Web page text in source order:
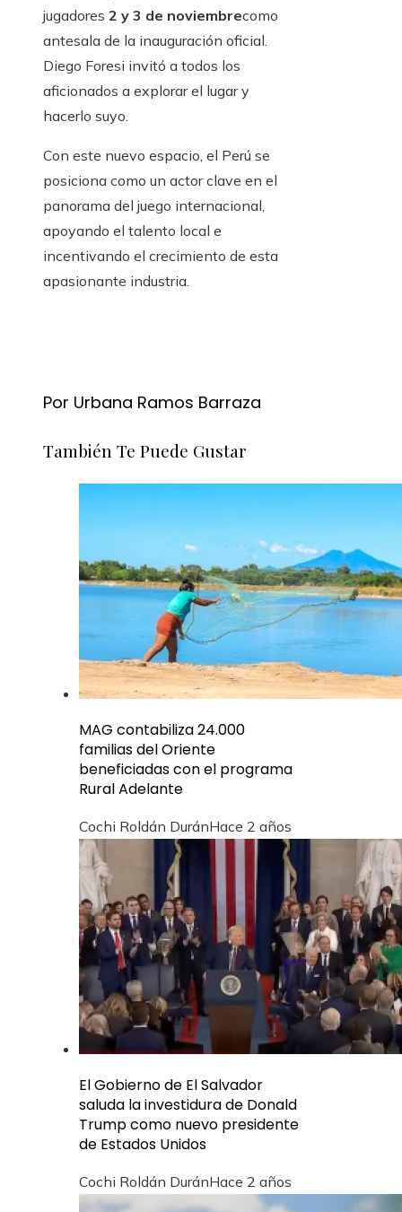
jugadores 2 y 3 de noviembrecomo
antesala de la inauguración oficial.
Diego Foresi invitó a todos los
aficionados a explorar el lugar y
hacerlo suyo.
Con este nuevo espacio, el Perú se
posiciona como un actor clave en el
panorama del juego internacional,
apoyando el talento local e
incentivando el crecimiento de esta
apasionante industria.
Por Urbana Ramos Barraza
También Te Puede Gustar
MAG contabiliza 24.000
familias del Oriente
beneficiadas con el programa
Rural Adelante
Cochi Roldán DuránHace 2 años
El Gobierno de El Salvador
saluda la investidura de Donald
Trump como nuevo presidente
de Estados Unidos
Cochi Roldán DuránHace 2 años